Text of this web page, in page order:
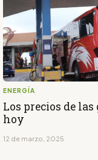
ENERGÍA
Los precios de
hoy
12 de marzo, 2025